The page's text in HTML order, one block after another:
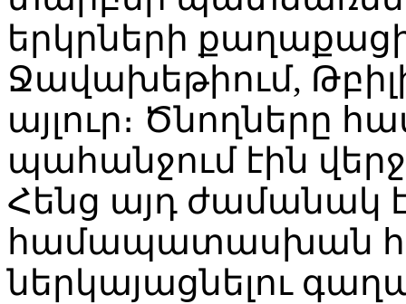
երկրների
Ջավախեթիում,
այլուր։ Ծնողները
պահանջում էին
Հենց այդ ժամանակ
համապատասխան
ներկայացնելու